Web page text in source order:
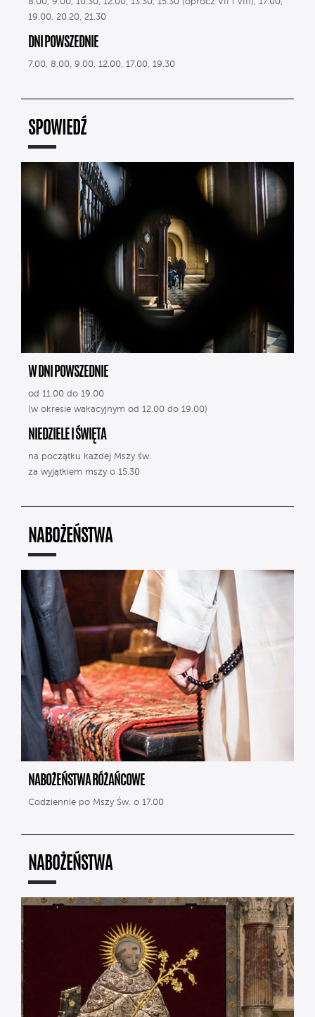
19.00, 20.20, 21.30
DNI POWSZEDNIE
7.00, 8.00, 9.00, 12.00, 17.00, 19.30
SPOWIEDŹ
W DNI POWSZEDNIE
od 11.00 do 19.00
(w okresie wakacyjnym od 12.00 do 19.00)
NIEDZIELE I ŚWIĘTA
na początku każdej Mszy św.
za wyjątkiem mszy o 15.30
NABOŻEŃSTWA
NABOŻEŃSTWA RÓŻAŃCOWE
Codziennie po Mszy Św. o 17.00
NABOŻEŃSTWA